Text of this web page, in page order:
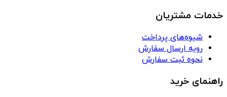
خدمات مشتریان
شیوه‌های پرداخت
رویه ارسال سفارش
نحوه ثبت سفارش
راهنمای خرید